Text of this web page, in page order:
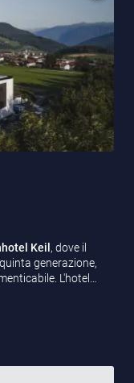
Keil , dove il
generazione,
L'hotel…